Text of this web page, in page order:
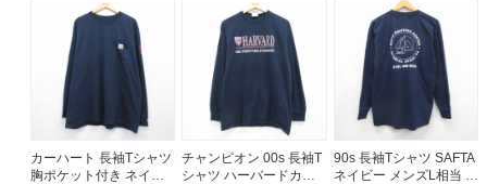
XL相当 | 古着
カーハート 長袖Tシャツ
胸ポケット付き ネイビ
チャンピオン 00s 長袖T
シャツ ハーバードカレ
90s 長袖Tシャツ SAFTA
ネイビー メンズL相当 |